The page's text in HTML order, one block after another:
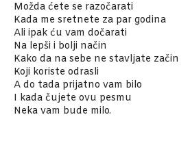
Možda ćete se razočarati
Kada me sretnete za par godina
Ali ipak ću vam dočarati
Na lepši i bolji način
Kako da na sebe ne stavljate začin
Koji koriste odrasli
A do tada prijatno vam bilo
I kada čujete ovu pesmu
Neka vam bude milo.